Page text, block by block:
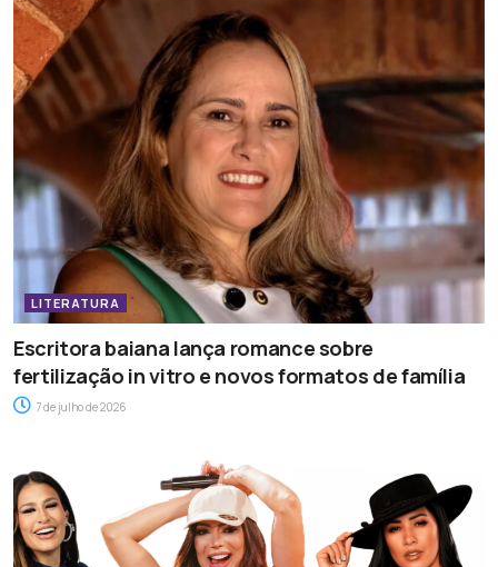
LITERATURA
Escritora baiana lança romance sobre
fertilização in vitro e novos formatos de família
7 de julho de 2026